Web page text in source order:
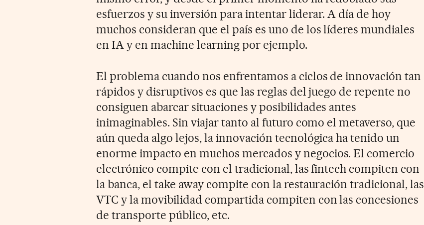
esfuerzos y su inversión para intentar liderar. A día de hoy
muchos consideran que el país es uno de los líderes mundiales
en IA y en machine learning por ejemplo.
El problema cuando nos enfrentamos a ciclos de innovación tan
rápidos y disruptivos es que las reglas del juego de repente no
consiguen abarcar situaciones y posibilidades antes
inimaginables. Sin viajar tanto al futuro como el metaverso, que
aún queda algo lejos, la innovación tecnológica ha tenido un
enorme impacto en muchos mercados y negocios. El comercio
electrónico compite con el tradicional, las fintech compiten con
la banca, el take away compite con la restauración tradicional, las
VTC y la movibilidad compartida compiten con las concesiones
de transporte público, etc.